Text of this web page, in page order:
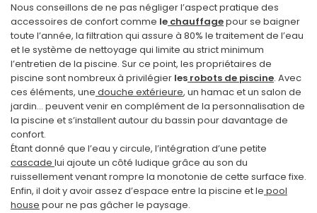
Nous conseillons de ne pas négliger l’aspect pratique des
accessoires de confort comme le chauffagepour se baigner
toute l’année, la filtration qui assure à 80% le traitement de l’eau
et le système de nettoyage qui limite au strict minimum
l’entretien de la piscine. Sur ce point, les propriétaires de
piscine sont nombreux à privilégier les robots de piscine. Avec
ces éléments, une douche extérieure, un hamac et un salon de
jardin… peuvent venir en complément de la personnalisation de
la piscine et s’installent autour du bassin pour davantage de
confort.
Étant donné que l’eau y circule, l’intégration d’une petite
cascade lui ajoute un côté ludique grâce au son du
ruissellement venant rompre la monotonie de cette surface fixe.
Enfin, il doit y avoir assez d’espace entre la piscine et le pool
house pour ne pas gâcher le paysage.